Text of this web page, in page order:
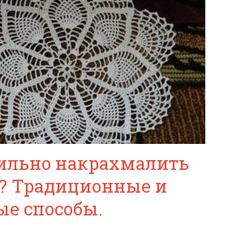
накрахмалить
Традиционные и
способы.